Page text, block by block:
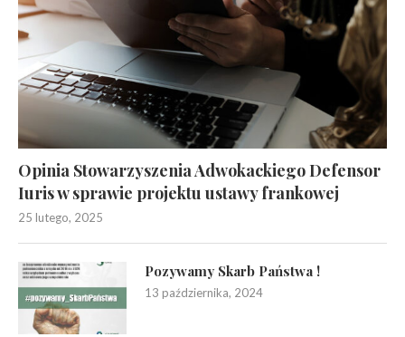
Opinia Stowarzyszenia Adwokackiego Defensor
Iuris w sprawie projektu ustawy frankowej
25 lutego, 2025
Pozywamy Skarb Państwa !
13 października, 2024